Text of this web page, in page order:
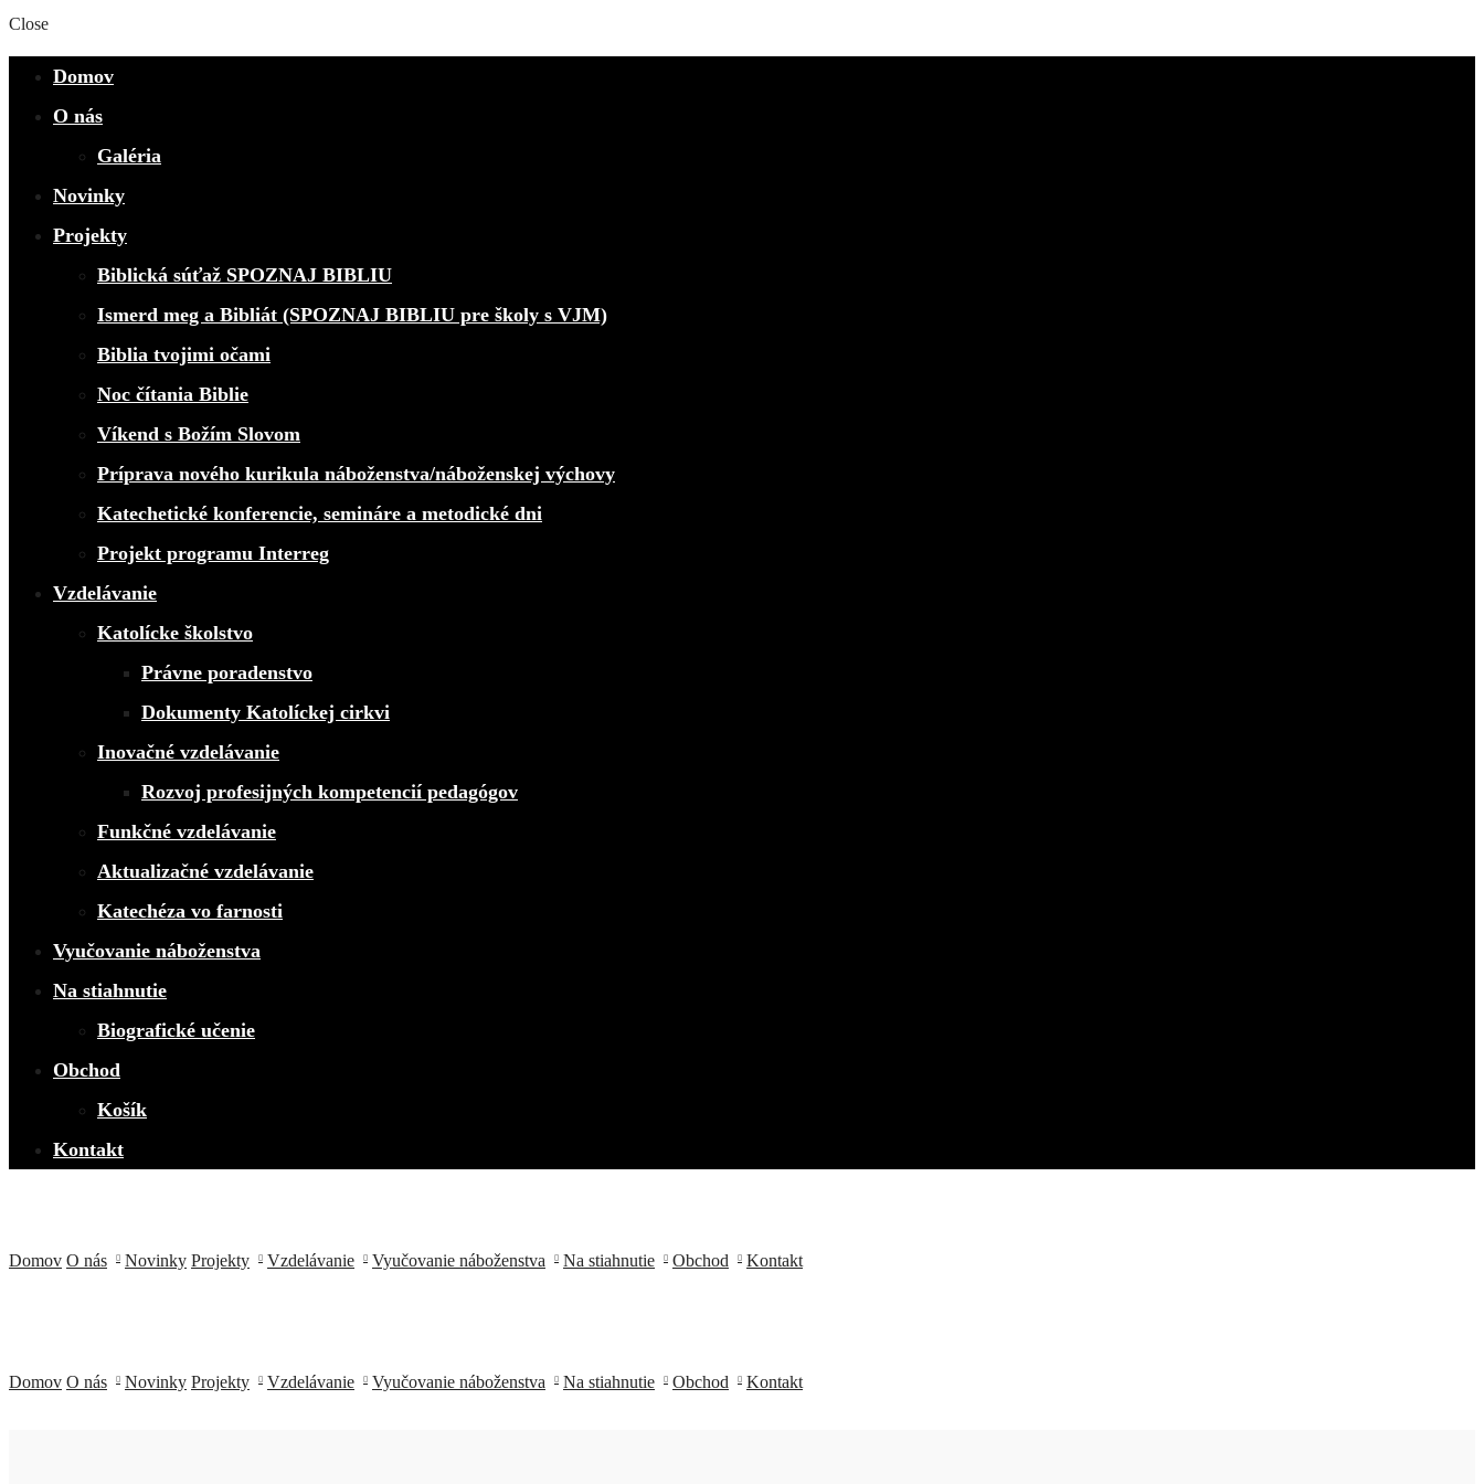
Close
Domov
O nás
Galéria
Novinky
Projekty
Biblická súťaž SPOZNAJ BIBLIU
Ismerd meg a Bibliát (SPOZNAJ BIBLIU pre školy s VJM)
Biblia tvojimi očami
Noc čítania Biblie
Víkend s Božím Slovom
Príprava nového kurikula náboženstva/náboženskej výchovy
Katechetické konferencie, semináre a metodické dni
Projekt programu Interreg
Vzdelávanie
Katolícke školstvo
Právne poradenstvo
Dokumenty Katolíckej cirkvi
Inovačné vzdelávanie
Rozvoj profesijných kompetencií pedagógov
Funkčné vzdelávanie
Aktualizačné vzdelávanie
Katechéza vo farnosti
Vyučovanie náboženstva
Na stiahnutie
Biografické učenie
Obchod
Košík
Kontakt
Domov O nás Novinky Projekty Vzdelávanie Vyučovanie náboženstva Na stiahnutie Obchod Kontakt
Domov O nás Novinky Projekty Vzdelávanie Vyučovanie náboženstva Na stiahnutie Obchod Kontakt